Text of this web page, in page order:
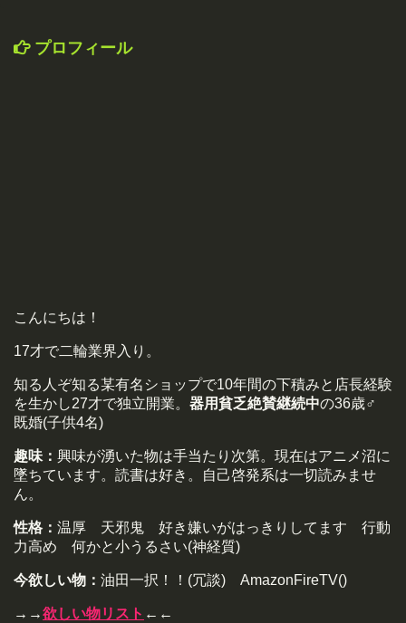
プロフィール
こんにちは！
17才で二輪業界入り。
知る人ぞ知る某有名ショップで10年間の下積みと店長経験
を生かし27才で独立開業。 器用貧乏絶賛継続中の36歳♂
既婚(子供4名)
趣味： 興味が湧いた物は手当たり次第。現在はアニメ沼に
墜ちています。読書は好き。自己啓発系は一切読みませ
ん。
性格： 温厚 天邪鬼 好き嫌いがはっきりしてます 行動
力高め 何かと小うるさい(神経質)
今欲しい物： 油田一択！！(冗談) AmazonFireTV()
→→欲しい物リスト ←←